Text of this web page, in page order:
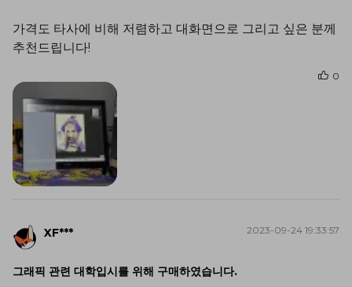
가격도 타사에 비해 저렴하고 대화면으로 그리고 싶은 분께
추천드립니다!
0
XF*** 2023-09-24 19:33:57
그래픽 관련 대학입시를 위해 구매하였습니다.